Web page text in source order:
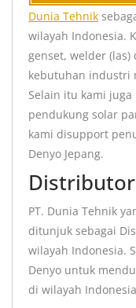
Dunia Tehnik
wilayah Indonesia.
genset, welder
kebutuhan industri
Selain itu kami juga
pendukung solar
kami disupport
Denyo Jepang.
PT. Dunia Tehnik
ditunjuk sebagai
wilayah Indonesia.
Denyo untuk
di wilayah